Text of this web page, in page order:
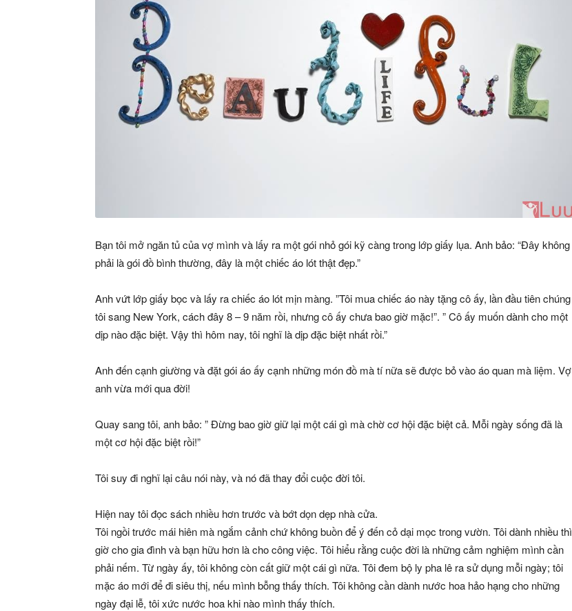
Bạn tôi mở ngăn tủ của vợ mình và lấy ra một gói nhỏ gói kỹ càng trong lớp giấy lụa. Anh bảo: “Đây không
phải là gói đồ bình thường, đây là một chiếc áo lót thật đẹp.”
Anh vứt lớp giấy bọc và lấy ra chiếc áo lót mịn màng. ”Tôi mua chiếc áo này tặng cô ấy, lần đầu tiên chúng
tôi sang New York, cách đây 8 – 9 năm rồi, nhưng cô ấy chưa bao giờ mặc!”. ” Cô ấy muốn dành cho một
dịp nào đặc biệt. Vậy thì hôm nay, tôi nghĩ là dịp đặc biệt nhất rồi.”
Anh đến cạnh giường và đặt gói áo ấy cạnh những món đồ mà tí nữa sẽ được bỏ vào áo quan mà liệm. Vợ
anh vừa mới qua đời!
Quay sang tôi, anh bảo: ” Đừng bao giờ giữ lại một cái gì mà chờ cơ hội đặc biệt cả. Mỗi ngày sống đã là
một cơ hội đặc biệt rồi!”
Tôi suy đi nghĩ lại câu nói này, và nó đã thay đổi cuộc đời tôi.
Hiện nay tôi đọc sách nhiều hơn trước và bớt dọn dẹp nhà cửa.
Tôi ngồi trước mái hiên mà ngắm cảnh chứ không buồn để ý đến cỏ dại mọc trong vườn. Tôi dành nhiều thì
giờ cho gia đình và bạn hữu hơn là cho công việc. Tôi hiểu rằng cuộc đời là những cảm nghiệm mình cần
phải nếm. Từ ngày ấy, tôi không còn cất giữ một cái gì nữa. Tôi đem bộ ly pha lê ra sử dụng mỗi ngày; tôi
mặc áo mới để đi siêu thị, nếu mình bỗng thấy thích. Tôi không cần dành nước hoa hảo hạng cho những
ngày đại lễ, tôi xức nước hoa khi nào mình thấy thích.